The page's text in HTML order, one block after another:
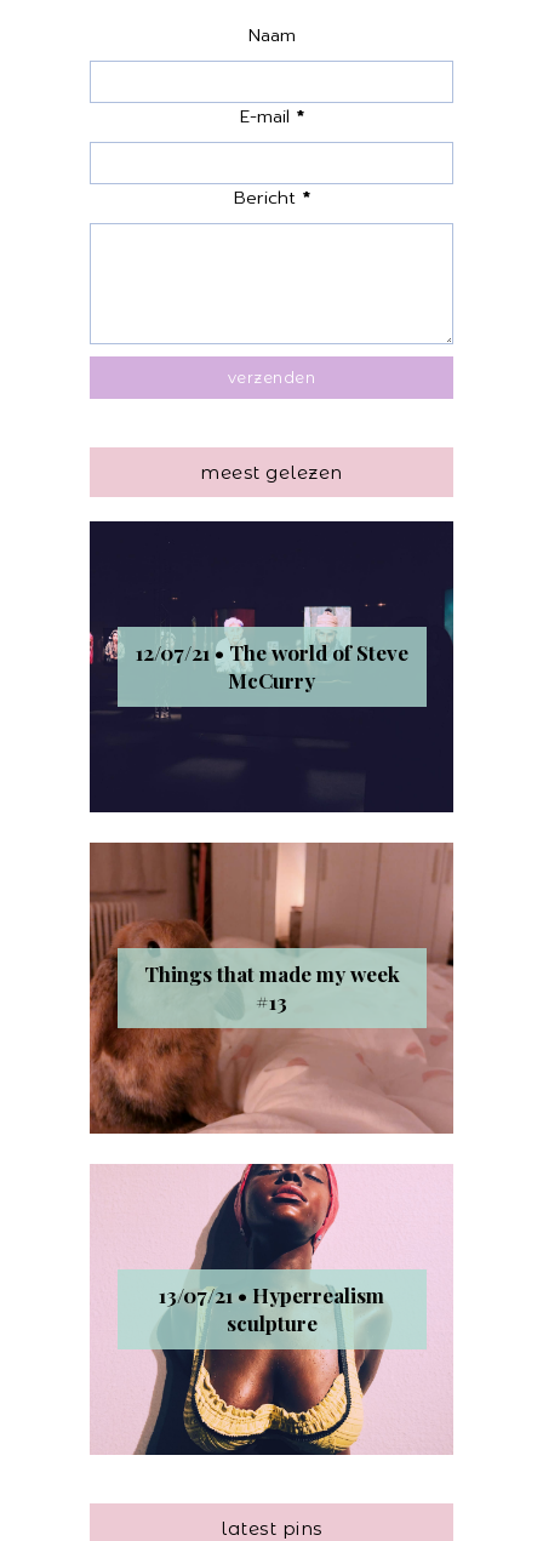
Naam
E-mail *
Bericht *
meest gelezen
12/07/21 • The world of Steve
McCurry
Things that made my week
#13
13/07/21 • Hyperrealism
sculpture
latest pins